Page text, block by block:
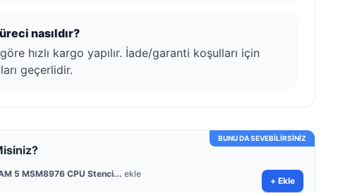
nasıldır?
hızlı kargo yapılır. İade/garanti koşulları için
geçerlidir.
BUNU DA SEVEBİLİRSİNİZ
5 MSM8976 CPU Stenci... ekle
+ Ekle